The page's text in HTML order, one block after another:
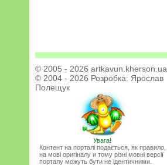
© 2005 - 2026 artkavun.kherson.ua
© 2004 - 2026 Розробка: Ярослав
Полещук
Увага!
Контент на порталі подається, як правило,
на мові оригіналу и тому різні мовні версії
порталу можуть бути не ідентичними.